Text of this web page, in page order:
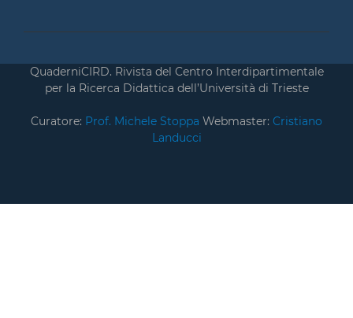
QuaderniCIRD. Rivista del Centro Interdipartimentale
per la Ricerca Didattica dell’Università di Trieste
Curatore: Prof. Michele Stoppa Webmaster: Cristiano
Landucci